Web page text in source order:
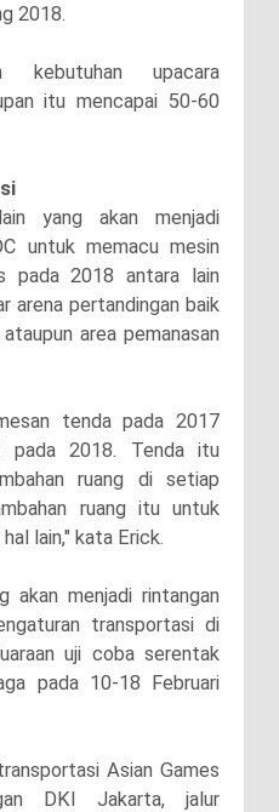
2018.
kebutuhan upacara
itu mencapai 50-60
yang akan menjadi
untuk memacu mesin
pada 2018 antara lain
arena pertandingan baik
area pemanasan
tenda pada 2017
pada 2018. Tenda itu
ruang di setiap
ruang itu untuk
lain," kata Erick.
akan menjadi rintangan
transportasi di
uji coba serentak
pada 10-18 Februari
Asian Games
DKI Jakarta, jalur